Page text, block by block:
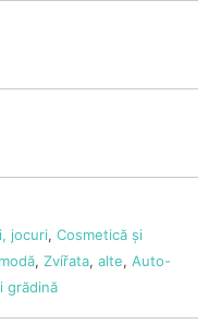
jocuri, Cosmetică și
, Zvířata, alte, Auto-
grădină